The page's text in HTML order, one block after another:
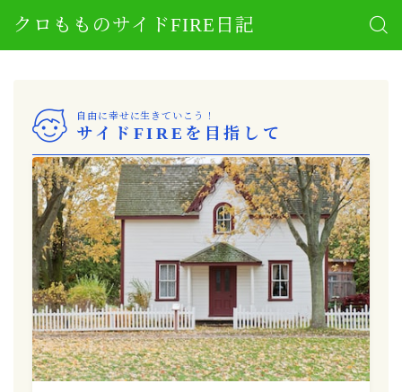
クロもものサイドFIRE日記
自由に幸せに生きていこう！
サイドFIREを目指して